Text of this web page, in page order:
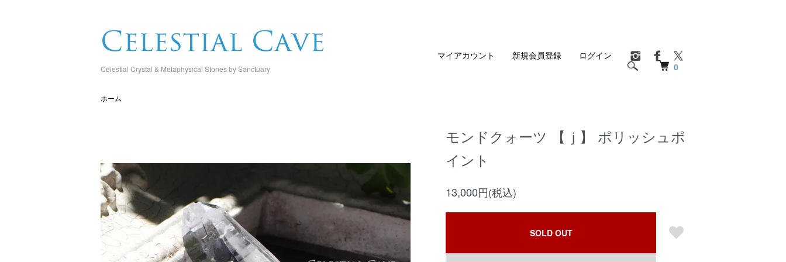
Celestial Crystal & Metaphysical Stones by Sanctuary 0
マイアカウント 新規会員登録 ログイン
ホーム
モンドクォーツ 【ｊ】 ポリッシュポ
イント
13,000円(税込)
SOLD OUT